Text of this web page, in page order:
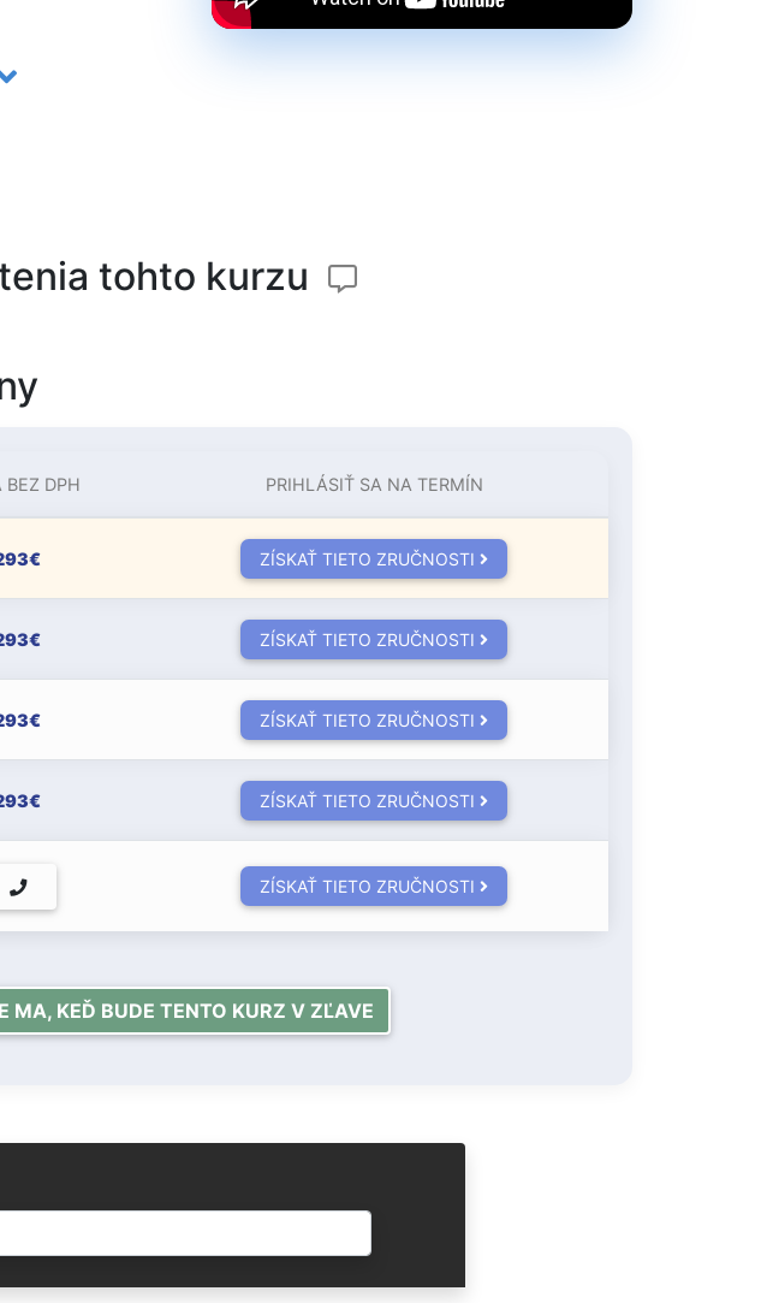
tohto kurzu
BEZ DPH PRIHLÁSIŤ SA NA TERMÍN
ZÍSKAŤ TIETO ZRUČNOSTI
ZÍSKAŤ TIETO ZRUČNOSTI
ZÍSKAŤ TIETO ZRUČNOSTI
ZÍSKAŤ TIETO ZRUČNOSTI
ZÍSKAŤ TIETO ZRUČNOSTI
MA, KEĎ BUDE TENTO KURZ V ZĽAVE